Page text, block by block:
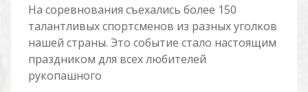
На соревнования съехались более 150
талантливых спортсменов из разных уголков
нашей страны. Это событие стало настоящим
праздником для всех любителей
рукопашного